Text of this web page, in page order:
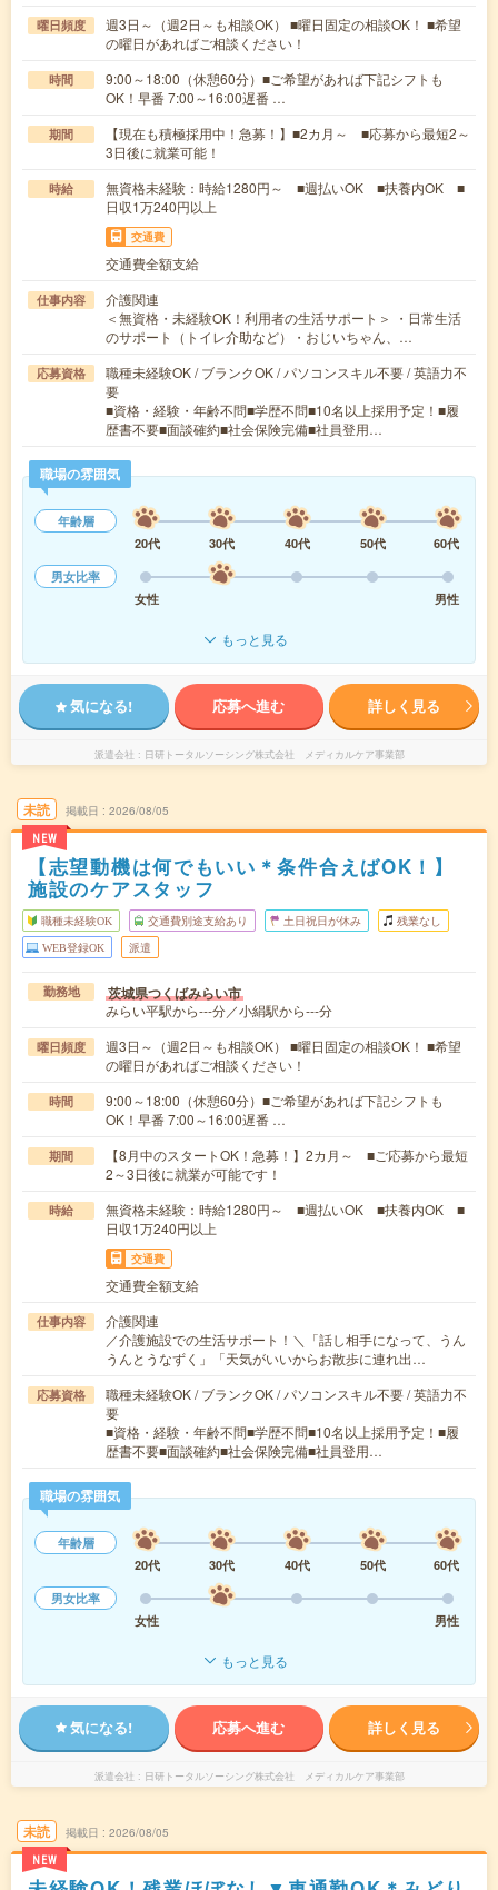
曜日頻度
週3日～（週2日～も相談OK） ■曜日固定の相談OK！ ■希望
の曜日があればご相談ください！
時間
9:00～18:00（休憩60分）■ご希望があれば下記シフトも
OK！早番 7:00～16:00遅番 …
期間
【現在も積極採用中！急募！】■2カ月～ ■応募から最短2～
3日後に就業可能！
時給
無資格未経験：時給1280円～ ■週払いOK ■扶養内OK ■
日収1万240円以上
交通費
交通費全額支給
仕事内容
介護関連
＜無資格・未経験OK！利用者の生活サポート＞ ・日常生活
のサポート（トイレ介助など）・おじいちゃん、…
応募資格
職種未経験OK / ブランクOK / パソコンスキル不要 / 英語力不
要
■資格・経験・年齢不問■学歴不問■10名以上採用予定！■履
歴書不要■面談確約■社会保険完備■社員登用…
職場の雰囲気
年齢層
20代
30代 40代 50代
60代
男女比率
女性
男性
もっと見る
気になる! 応募へ進む 詳しく見る
派遣会社 日研トータルソーシング株式会社 メディカルケア事業部
未読
NEW
掲載日 2026/08/05
【志望動機は何でもいい＊条件合えばOK！】
施設のケアスタッフ
職種未経験OK 交通費別途支給あり 土日祝日が休み 残業なし
WEB登録OK 派遣
勤務地 茨城県つくばみらい市
みらい平駅から---分／小絹駅から---分
曜日頻度
週3日～（週2日～も相談OK） ■曜日固定の相談OK！ ■希望
の曜日があればご相談ください！
時間
9:00～18:00（休憩60分）■ご希望があれば下記シフトも
OK！早番 7:00～16:00遅番 …
期間
【8月中のスタートOK！急募！】2カ月～ ■ご応募から最短
2～3日後に就業が可能です！
時給
無資格未経験：時給1280円～ ■週払いOK ■扶養内OK ■
日収1万240円以上
交通費
交通費全額支給
仕事内容
介護関連
／介護施設での生活サポート！＼「話し相手になって、うん
うんとうなずく」「天気がいいからお散歩に連れ出…
応募資格
職種未経験OK / ブランクOK / パソコンスキル不要 / 英語力不
要
■資格・経験・年齢不問■学歴不問■10名以上採用予定！■履
歴書不要■面談確約■社会保険完備■社員登用…
職場の雰囲気
年齢層
20代
30代 40代 50代
60代
男女比率
女性
男性
もっと見る
気になる! 応募へ進む 詳しく見る
派遣会社 日研トータルソーシング株式会社 メディカルケア事業部
未読
NEW
掲載日 2026/08/05